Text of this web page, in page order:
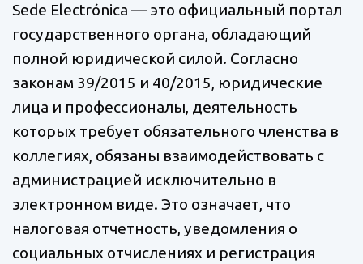
Sede Electrónica — это официальный портал
государственного органа, обладающий
полной юридической силой. Согласно
законам 39/2015 и 40/2015, юридические
лица и профессионалы, деятельность
которых требует обязательного членства в
коллегиях, обязаны взаимодействовать с
администрацией исключительно в
электронном виде. Это означает, что
налоговая отчетность, уведомления о
социальных отчислениях и регистрация